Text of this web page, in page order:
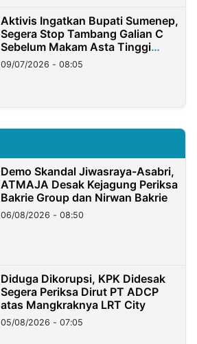
Aktivis Ingatkan Bupati Sumenep,
Segera Stop Tambang Galian C
Sebelum Makam Asta Tinggi
Longsor
09/07/2026 - 08:05
Demo Skandal Jiwasraya-Asabri,
ATMAJA Desak Kejagung Periksa
Bakrie Group dan Nirwan Bakrie
06/08/2026 - 08:50
Diduga Dikorupsi, KPK Didesak
Segera Periksa Dirut PT ADCP
atas Mangkraknya LRT City
05/08/2026 - 07:05